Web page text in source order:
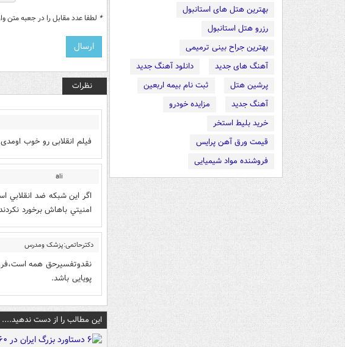
بهترین هتل های استانبول
رزرو هتل استانبول
بهترین جراح بینی ترمیمی
آهنگ های جدید
دانلود آهنگ جدید
پرشین هتل
ثبت نام بیمه اربعین
آهنگ جدید
مزایده خودرو
خرید بلیط استخر
قیمت ورق آهن پرایس
فروشنده مواد شیمیایی
* لطفا عدد مقابل را در جعبه متن
نظرات
فیلم انقلابی رو خوب
ali
اگر اين شبكه ضد انقلابي
امنيتي باهاش برخورد
دکترحاتمی:پزشک ومدرس
نقدوتفسیرحق همه
پویایی باشد.
این مطالب را از دست ندهید....